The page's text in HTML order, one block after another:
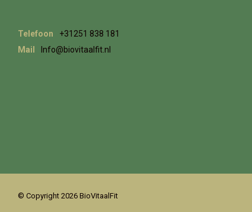
Telefoon
+31251 838 181
Mail
Info@biovitaalfit.nl
© Copyright 2026 BioVitaalFit